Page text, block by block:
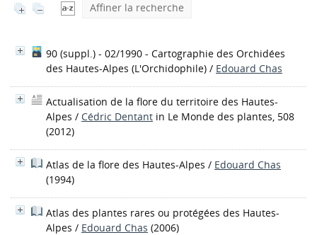
Affiner la recherche
90 (suppl.) - 02/1990 - Cartographie des Orchidées
des Hautes-Alpes (L'Orchidophile) / Edouard Chas
Actualisation de la flore du territoire des Hautes-
Alpes / Cédric Dentant in Le Monde des plantes, 508
(2012)
Atlas de la flore des Hautes-Alpes / Edouard Chas
(1994)
Atlas des plantes rares ou protégées des Hautes-
Alpes / Edouard Chas (2006)